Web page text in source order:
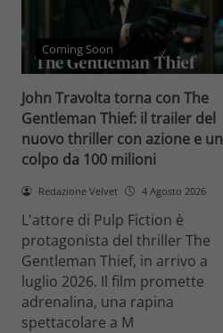
Coming Soon
John Travolta torna con The
Gentleman Thief: il trailer del
nuovo thriller con azione e un
colpo da 100 milioni
Redazione Velvet 4 Agosto 2026
L'attore di Pulp Fiction è
protagonista del thriller The
Gentleman Thief, in arrivo a
luglio 2026. Il film promette
adrenalina, una rapina
spettacolare a M